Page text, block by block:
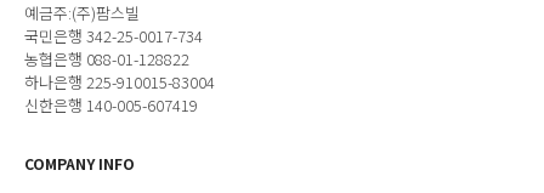
예금주:(주)팜스빌
국민은행 342-25-0017-734
농협은행 088-01-128822
하나은행 225-910015-83004
신한은행 140-005-607419
COMPANY INFO